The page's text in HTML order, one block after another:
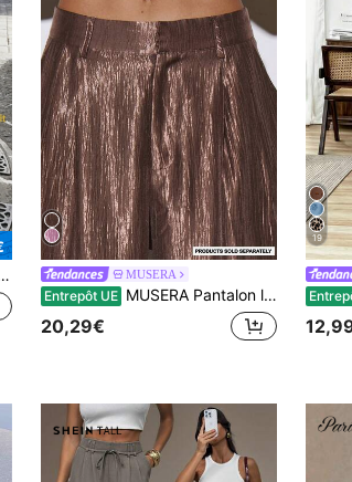
MUSERA
Entrepôt UE MUSERA Pantalon large à jambes évasées plissé fluide. Bas seulement. Occasion : sortie de nuit, soirée, sexy, chic, mignon, fête, été, vacances
20,29€
19